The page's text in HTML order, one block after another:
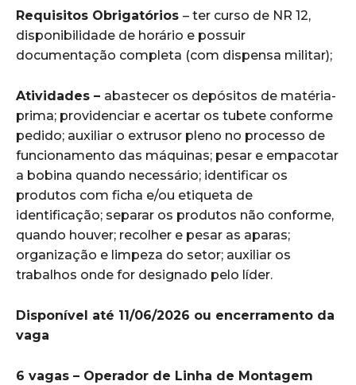
Requisitos Obrigatórios – ter curso de NR 12,
disponibilidade de horário e possuir
documentação completa (com dispensa militar);
Atividades – abastecer os depósitos de matéria-
prima; providenciar e acertar os tubete conforme
pedido; auxiliar o extrusor pleno no processo de
funcionamento das máquinas; pesar e empacotar
a bobina quando necessário; identificar os
produtos com ficha e/ou etiqueta de
identificação; separar os produtos não conforme,
quando houver; recolher e pesar as aparas;
organização e limpeza do setor; auxiliar os
trabalhos onde for designado pelo líder.
Disponível até 11/06/2026 ou encerramento da
vaga
6 vagas – Operador de Linha de Montagem